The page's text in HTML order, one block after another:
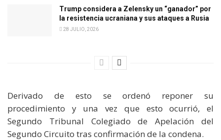
Trump considera a Zelensky un “ganador” por
la resistencia ucraniana y sus ataques a Rusia
28 JULIO, 2026
Derivado de esto se ordenó reponer su
procedimiento y una vez que esto ocurrió, el
Segundo Tribunal Colegiado de Apelación del
Segundo Circuito tras confirmación de la condena.